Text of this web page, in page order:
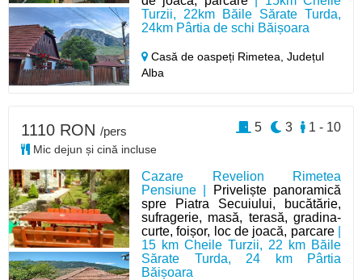
Turzii, 22km Băile Sărate Turda,
24km Pârtia de schi Băișoara
Casă de oaspeți Rimetea,Județul
Alba
Cazare Revelion Rimetea
Pensiune |
Priveliște panoramică
spre Piatra Secuiului, bucătărie,
sufragerie, masă, terasă, gradina-
curte, foișor, loc de joacă, parcare|
15 km Cheile Turzii, 22 km Băile
Sărate Turda, 24 km Pârtia
Băișoara
1110 RON /pers
Mic dejun și cină incluse
1 - 10
3
5